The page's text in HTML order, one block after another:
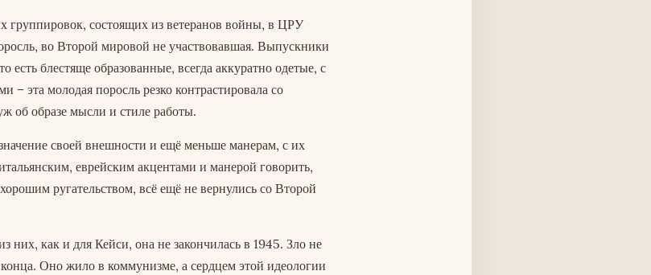
группировок, состоящих из ветеранов войны, в ЦРУ
во Второй мировой не участвовавшая. Выпускники
блестяще образованные, всегда аккуратно одетые, с
эта молодая поросль резко контрастировала со
об образе мысли и стиле работы.
своей внешности и ещё меньше манерам, с их
еврейским акцентами и манерой говорить,
ругательством, всё ещё не вернулись со Второй
них, как и для Кейси, она не закончилась в 1945. Зло не
Оно жило в коммунизме, а сердцем этой идеологии